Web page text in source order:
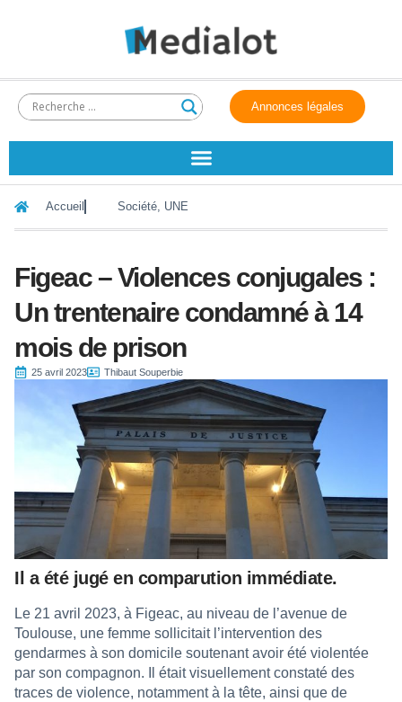
Annonces légales
Accueil Société, UNE
Figeac – Violences conjugales :
Un trentenaire condamné à 14
mois de prison
25 avril 2023 Thibaut Souperbie
Il a été jugé en comparution immédiate.
Le 21 avril 2023, à Figeac, au niveau de l’avenue de
Toulouse, une femme sollicitait l’intervention des
gendarmes à son domicile soutenant avoir été violentée
par son compagnon. Il était visuellement constaté des
traces de violence, notamment à la tête, ainsi que de